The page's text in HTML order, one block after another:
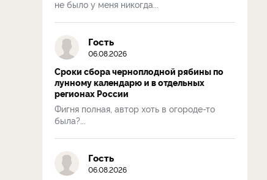
не было у меня никогда...
Гость
06.08.2026
Сроки сбора черноплодной рябины по
лунному календарю и в отдельных
регионах России
Фигня полная, автор хоть в огороде-то
была?...
Гость
06.08.2026